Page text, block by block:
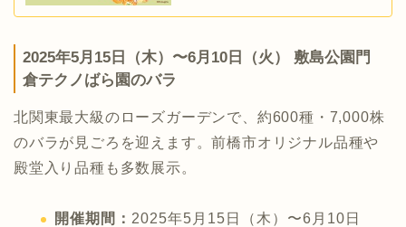
2025年5月15日（木）〜6月10日（火） 敷島公園門
倉テクノばら園のバラ
北関東最大級のローズガーデンで、約600種・7,000株
のバラが見ごろを迎えます。前橋市オリジナル品種や
殿堂入り品種も多数展示。
開催期間： 2025年5月15日（木）〜6月10日